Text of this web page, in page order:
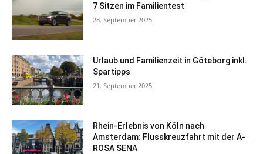
7 Sitzen im Familientest
28. September 2025
Urlaub und Familienzeit in Göteborg inkl.
Spartipps
21. September 2025
Rhein-Erlebnis von Köln nach
Amsterdam: Flusskreuzfahrt mit der A-
ROSA SENA